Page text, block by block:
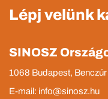
Lépj velünk
SINOSZ
1068 Budapest, Benczúr
E-mail: info@sinosz.hu